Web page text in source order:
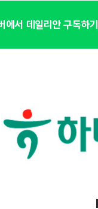
에서 데일리안 구독하기